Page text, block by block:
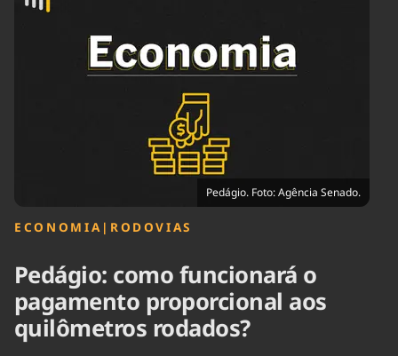
Agronegócios
Economia
Educação
Infraestrutura
Internacional
Podcast
Política
Saúde
Pedágio. Foto: Agência Senado.
ECONOMIA | RODOVIAS
Pedágio: como funcionará o
pagamento proporcional aos
quilômetros rodados?